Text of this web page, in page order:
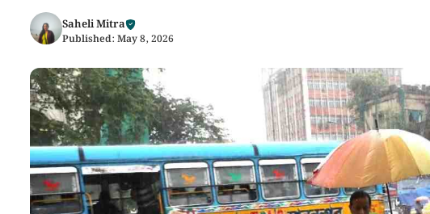
Saheli Mitra
Published: May 8, 2026